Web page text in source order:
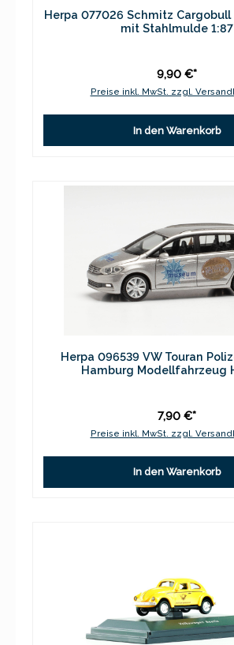
Herpa 077026 Schmitz
mit Stahlmulde 1:87
9,90 €*
Preise inkl. MwSt. zzgl.
In den Warenkorb
Herpa 096539 VW Touran
Hamburg Modellfahrzeug
7,90 €*
Preise inkl. MwSt. zzgl.
In den Warenkorb